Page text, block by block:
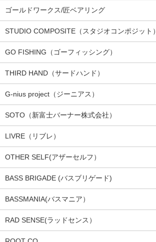
ゴールドワークス/匠ベアリング
STUDIO COMPOSITE（スタジオコンポジット）
GO FISHING（ゴーフィッシング）
THIRD HAND（サードハンド）
G-nius project（ジーニアス）
SOTO（新富士バーナー株式会社）
LIVRE（リブレ）
OTHER SELF(アザーセルフ）
BASS BRIGADE (バスブリゲード)
BASSMANIA(バスマニア）
RAD SENSE(ラッドセンス）